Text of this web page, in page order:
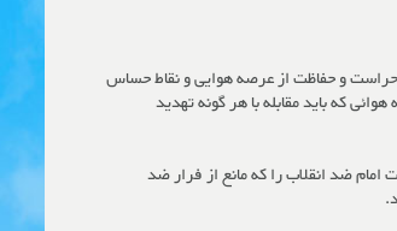
حراست و حفاظت از عرصه هوایی و نقاط حساس
که باید مقابله با هر گونه تهدید
ضد انقلاب را که مانع از فرار ضد